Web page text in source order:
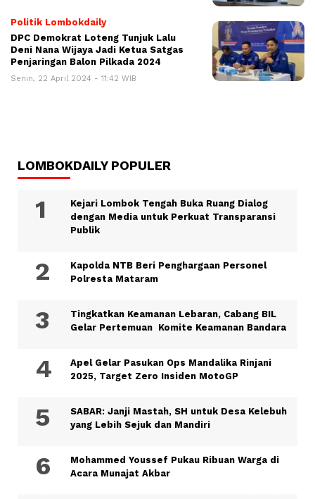
Politik Lombokdaily
DPC Demokrat Loteng Tunjuk Lalu
Deni Nana Wijaya Jadi Ketua Satgas
Penjaringan Balon Pilkada 2024
Senin, 22 April 2024 - 11:42 WIB
LOMBOKDAILY POPULER
Kejari Lombok Tengah Buka Ruang Dialog
dengan Media untuk Perkuat Transparansi
Publik
Kapolda NTB Beri Penghargaan Personel
Polresta Mataram
Tingkatkan Keamanan Lebaran, Cabang BIL
Gelar Pertemuan Komite Keamanan Bandara
Apel Gelar Pasukan Ops Mandalika Rinjani
2025, Target Zero Insiden MotoGP
SABAR: Janji Mastah, SH untuk Desa Kelebuh
yang Lebih Sejuk dan Mandiri
Mohammed Youssef Pukau Ribuan Warga di
Acara Munajat Akbar